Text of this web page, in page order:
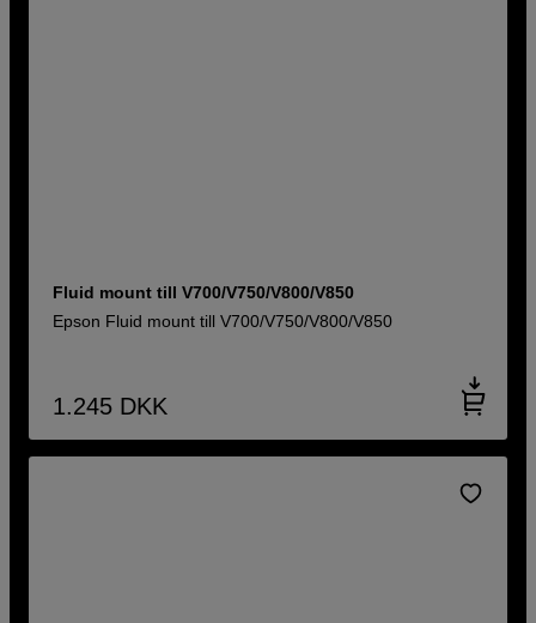
Fluid mount till V700/V750/V800/V850
Epson Fluid mount till V700/V750/V800/V850
1.245 DKK